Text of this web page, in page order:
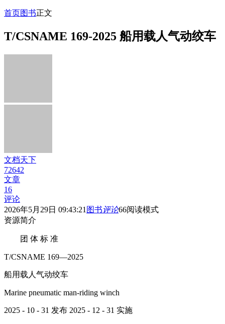
首页图书正文
T/CSNAME 169-2025 船用载人气动绞车
文档天下
72642
文章
16
评论
2026年5月29日 09:43:21 图书评论66阅读模式
资源简介
团 体 标 准
T/CSNAME 169—2025
船用载人气动绞车
Marine pneumatic man-riding winch
2025 - 10 - 31 发布 2025 - 12 - 31 实施